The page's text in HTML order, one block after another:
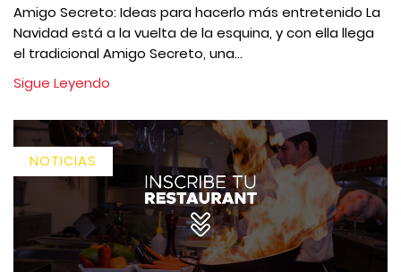
Amigo Secreto: Ideas para hacerlo más entretenido La
Navidad está a la vuelta de la esquina, y con ella llega
el tradicional Amigo Secreto, una...
Sigue Leyendo
NOTICIAS